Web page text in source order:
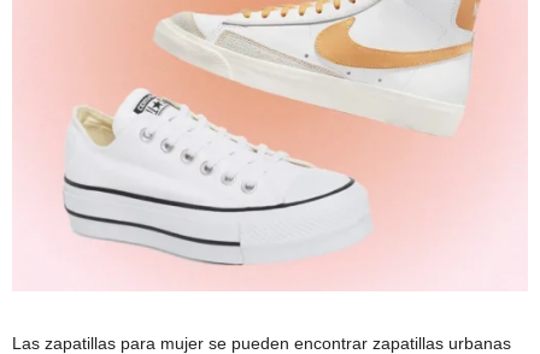
Las zapatillas para mujer se pueden encontrar zapatillas urbanas